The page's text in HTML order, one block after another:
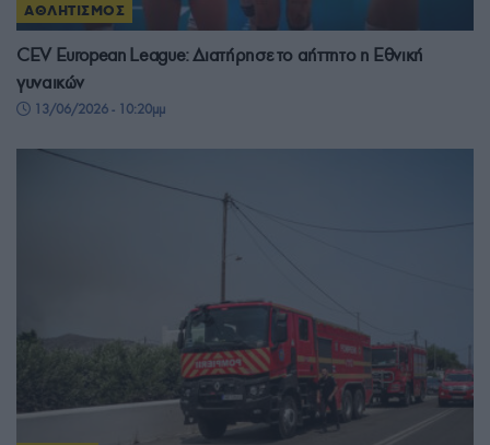
ΑΘΛΗΤΙΣΜΟΣ
CEV European League: Διατήρησε το αήττητο η Εθνική
γυναικών
13/06/2026 - 10:20μμ